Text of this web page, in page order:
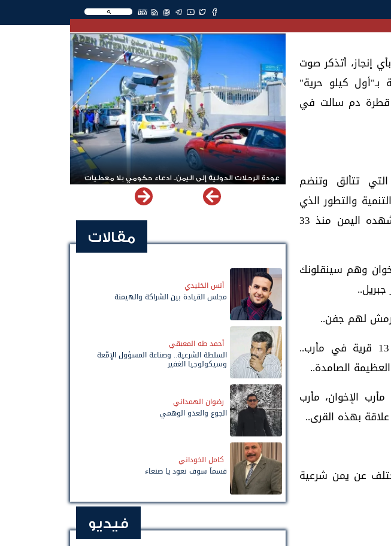
EN
إنجاز، أتذكر صوت
كيلو حرية"
أول قطرة دم سالت في
تتألق وتنضم
والتطور الذي
لا مثيل له، ولم تشهده اليمن منذ 33
وهم سينقلونك
لهم جفن..
أمس، الحوثي أخذ 13 قرية في مأرب..
الصامدة..
الإخوان، مأرب
بهذه القرى..
عن يمن شرعية
عودة الرحلات الدولية إلى اليمن.. ادعاء حكومي بلا معطيات
مقالات
أنس الخليدي
مجلس القيادة بين الشراكة والهيمنة
أحمد طه المعبقي
السلطة الشرعية.. وصناعة المسؤول الإمّعة
وسيكولوجيا الغفير
رضوان الهمداني
الجوع والعدو الوهمي
كامل الخوداني
قسماً سوف نعود يا صنعاء
فيديو